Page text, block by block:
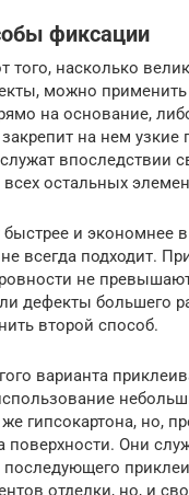
фиксации
того, насколько
можно применить
на основание,
на нем узкие
впоследствии
остальных
и экономнее
всегда подходит.
не
дефекты большего
второй способ.
варианта
гипсокартона, но,
поверхности. Они
отделки, но, и